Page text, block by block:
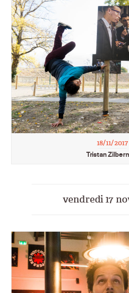
18/11/2017
Tristan
vendredi 17